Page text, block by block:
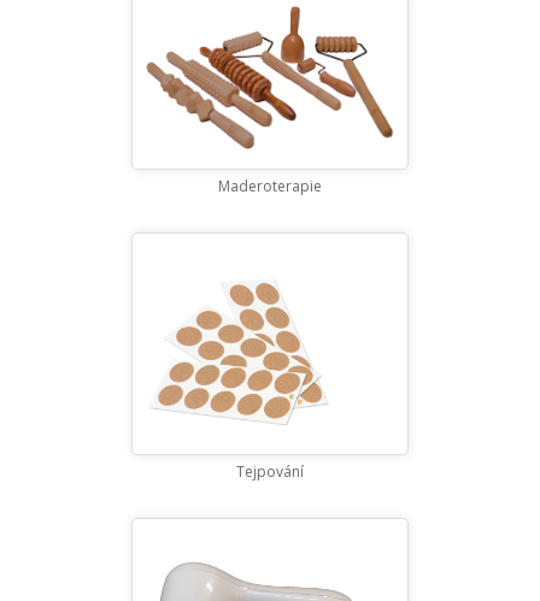
Maderoterapie
Tejpování